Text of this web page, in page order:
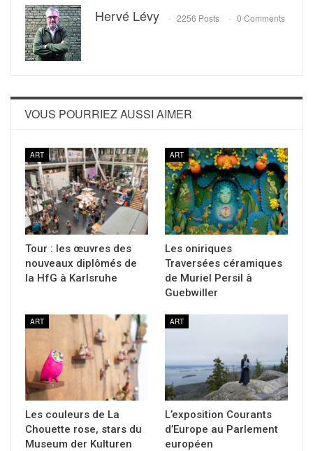
Hervé Lévy 2256 Posts 0 Comments
VOUS POURRIEZ AUSSI AIMER
ART
Tour : les œuvres des
nouveaux diplômés de
la HfG à Karlsruhe
ART
Les oniriques
Traversées céramiques
de Muriel Persil à
Guebwiller
ART
Les couleurs de La
Chouette rose, stars du
Museum der Kulturen
ART
L’exposition Courants
d’Europe au Parlement
européen